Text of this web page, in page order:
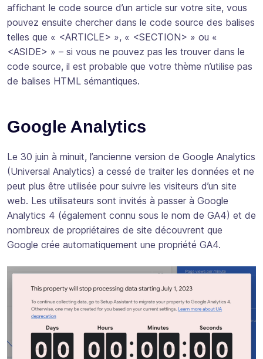
affichant le code source d’un article sur votre site, vous
pouvez ensuite chercher dans le code source des balises
telles que « <ARTICLE> », « <SECTION> » ou «
<ASIDE> » – si vous ne pouvez pas les trouver dans le
code source, il est probable que votre thème n’utilise pas
de balises HTML sémantiques.
Google Analytics
Le 30 juin à minuit, l’ancienne version de Google Analytics
(Universal Analytics) a cessé de traiter les données et ne
peut plus être utilisée pour suivre les visiteurs d’un site
web. Les utilisateurs sont invités à passer à Google
Analytics 4 (également connu sous le nom de GA4) et de
nombreux de propriétaires de site découvrent que
Google crée automatiquement une propriété GA4.